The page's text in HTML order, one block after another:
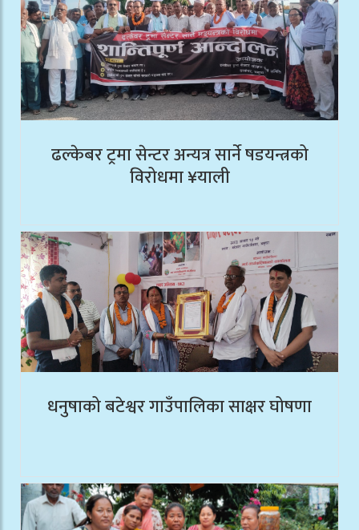
ढल्केबर ट्रमा सेन्टर अन्यत्र सार्ने षडयन्त्रको
विरोधमा ¥याली
धनुषाको बटेश्वर गाउँपालिका साक्षर घोषणा